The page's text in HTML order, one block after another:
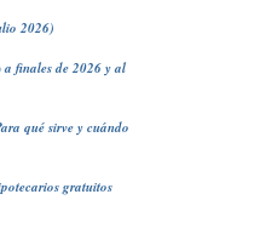
2026)
finales de 2026 y al
qué sirve y cuándo
gratuitos